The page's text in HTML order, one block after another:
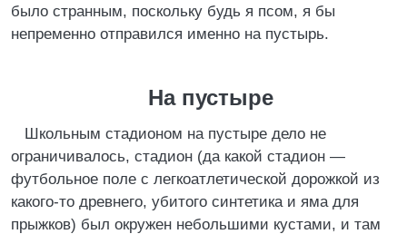
было странным, поскольку будь я псом, я бы
непременно отправился именно на пустырь.
На пустыре
Школьным стадионом на пустыре дело не
ограничивалось, стадион (да какой стадион —
футбольное поле с легкоатлетической дорожкой из
какого-то древнего, убитого синтетика и яма для
прыжков) был окружен небольшими кустами, и там